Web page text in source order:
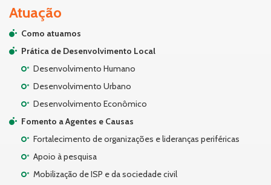
Atuação
Como atuamos
Prática de Desenvolvimento Local
Desenvolvimento Humano
Desenvolvimento Urbano
Desenvolvimento Econômico
Fomento a Agentes e Causas
Fortalecimento de organizações e lideranças periféricas
Apoio à pesquisa
Mobilização de ISP e da sociedade civil